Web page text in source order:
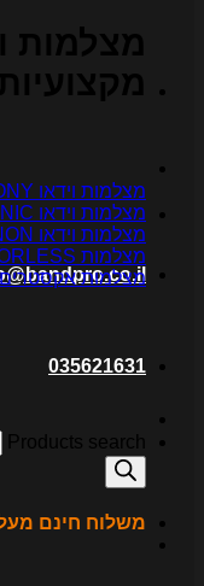
035621631
Products search
משלוח חינם מעל 1000 ש"ח במרכז
מצלמות
מצלמות וידאו SONY
מצלמות וידאו PANASONIC
מצלמות וידאו CANON
מצלמות DSLR/ MIRRORLESS
מצלמות אקסטרים/